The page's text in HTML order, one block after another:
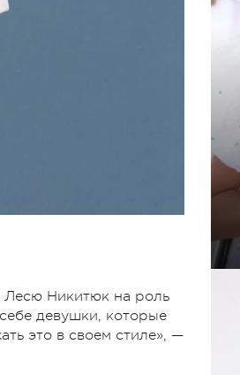
Лесю Никитюк на роль
девушки, которые
это в своем стиле», —